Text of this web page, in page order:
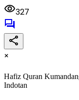
327
×
Hafiz Quran
Indotan